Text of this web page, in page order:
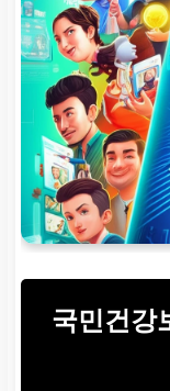
국민건강